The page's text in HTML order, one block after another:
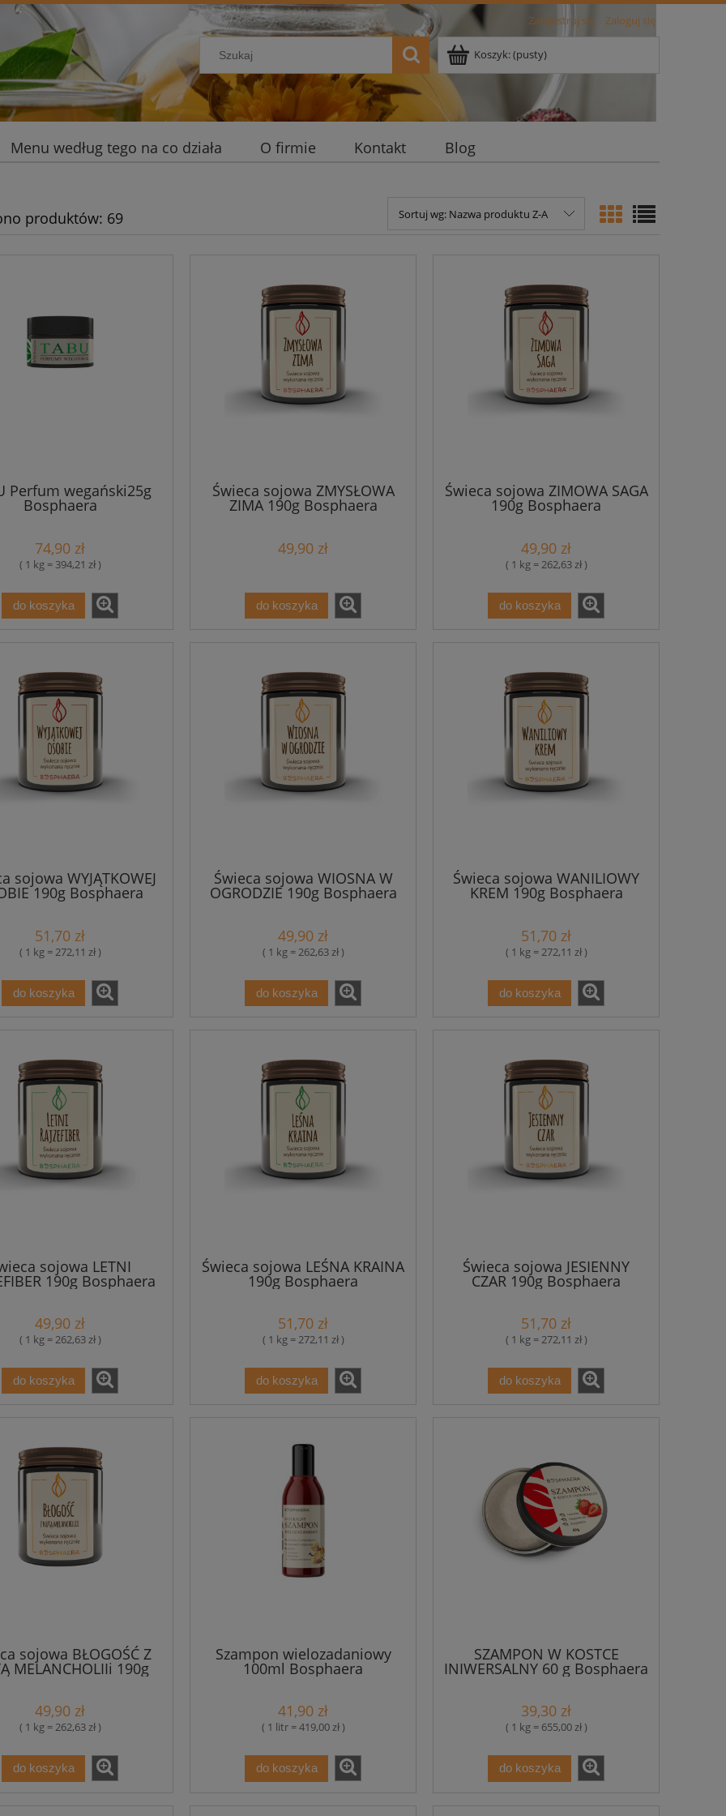
Zarejestruj się Zaloguj się
Koszyk:(pusty)
Menu według tego na co działa O firmie Kontakt Blog
produktów: 69 Sortuj wg: Nazwa produktu Z-A
Perfum wegański25g
Bosphaera
74,90 zł
( 1 kg = 394,21 zł )
do koszyka
Świeca sojowa ZMYSŁOWA
ZIMA 190g Bosphaera
49,90 zł
do koszyka
Świeca sojowa ZIMOWA SAGA
190g Bosphaera
49,90 zł
( 1 kg = 262,63 zł )
do koszyka
sojowa WYJĄTKOWEJ
190g Bosphaera
51,70 zł
( 1 kg = 272,11 zł )
do koszyka
Świeca sojowa WIOSNA W
OGRODZIE 190g Bosphaera
49,90 zł
( 1 kg = 262,63 zł )
do koszyka
Świeca sojowa WANILIOWY
KREM 190g Bosphaera
51,70 zł
( 1 kg = 272,11 zł )
do koszyka
sojowa LETNI
190g Bosphaera
49,90 zł
( 1 kg = 262,63 zł )
do koszyka
Świeca sojowa LEŚNA KRAINA
190g Bosphaera
51,70 zł
( 1 kg = 272,11 zł )
do koszyka
Świeca sojowa JESIENNY
CZAR 190g Bosphaera
51,70 zł
( 1 kg = 272,11 zł )
do koszyka
sojowa BŁOGOŚĆ Z
MELANCHOLIIi 190g
49,90 zł
( 1 kg = 262,63 zł )
do koszyka
Szampon wielozadaniowy
100ml Bosphaera
41,90 zł
( 1 litr = 419,00 zł )
do koszyka
SZAMPON W KOSTCE
INIWERSALNY 60 g Bosphaera
39,30 zł
( 1 kg = 655,00 zł )
do koszyka